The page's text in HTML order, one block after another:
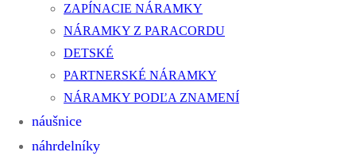
ZAPÍNACIE NÁRAMKY
NÁRAMKY Z PARACORDU
DETSKÉ
PARTNERSKÉ NÁRAMKY
NÁRAMKY PODĽA ZNAMENÍ
náušnice
náhrdelníky